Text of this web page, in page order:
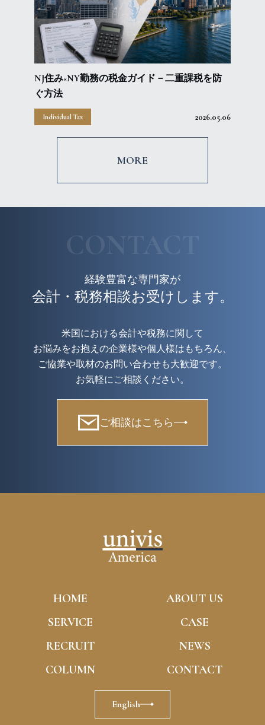
NJ住み×NY勤務の税金ガイド－二重課税を防
ぐ方法
Individual Tax 2026.05.06
MORE
経験豊富な専門家が
会計・税務相談お受けします。
米国における会計や税務に関して
お悩みをお抱えの企業様や個人様はもちろん、
ご協業や取材のお問い合わせも大歓迎です。
お気軽にご相談ください。
ご相談はこちら
HOME
ABOUT US
SERVICE
CASE
RECRUIT
NEWS
COLUMN
CONTACT
English